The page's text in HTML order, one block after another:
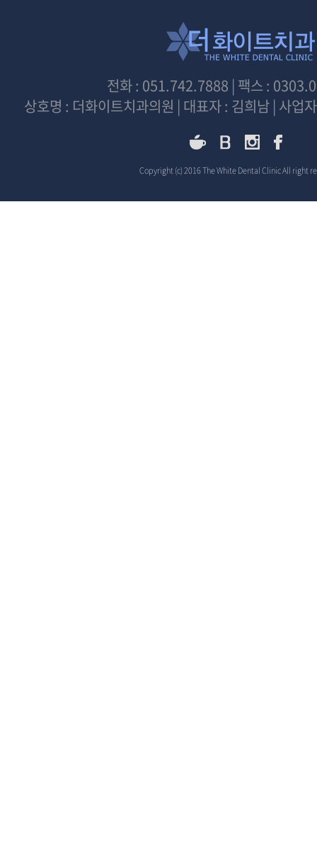
전화 : 051.742.7888 | 팩스 :
상호명 : 더화이트치과의원 | 대표자 : 김희남 | 사
Copyright (c) 2016 The White Dental Clinic All right